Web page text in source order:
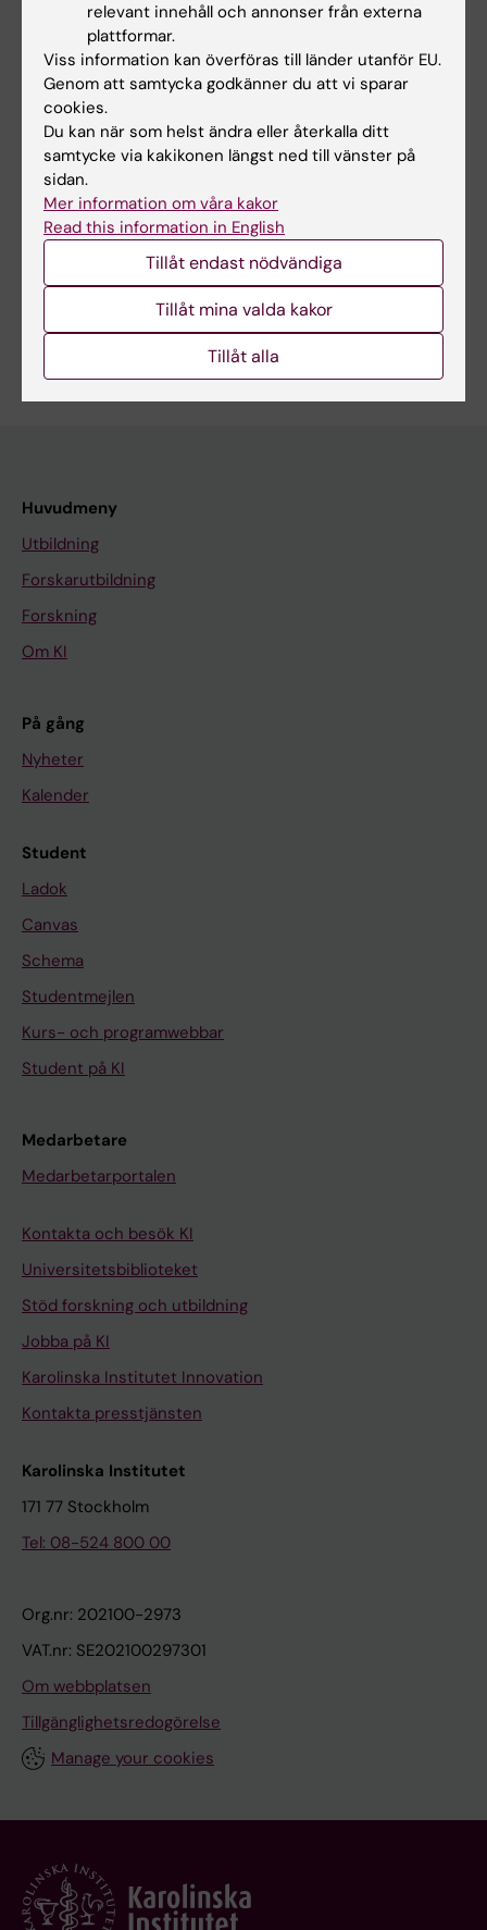
Länkar:
KI Post COVID Network
Forskningsområden:
Fysioterapi
Rehabiliteringsmedicin
Forskningsämnen:
Fysioterapeuter
Multitrauma
Postakut Covid-19 syndrom
Postural ortostatisk takykardisyndrom
Är du Annie Svensson?
Huvudmeny
Utbildning
Forskarutbildning
Forskning
Om KI
På gång
Nyheter
Kalender
Student
Ladok
Canvas
Schema
Studentmejlen
Kurs- och programwebbar
Student på KI
Medarbetare
Medarbetarportalen
Kontakta och besök KI
Universitetsbiblioteket
Stöd forskning och utbildning
Jobba på KI
Karolinska Institutet Innovation
Kontakta presstjänsten
Karolinska Institutet
171 77 Stockholm
Tel: 08-524 800 00
Org.nr: 202100-2973
VAT.nr: SE202100297301
Om webbplatsen
Tillgänglighetsredogörelse
Manage your cookies
relevant innehåll och annonser från externa
plattformar.
Viss information kan överföras till länder utanför EU.
Genom att samtycka godkänner du att vi sparar
cookies.
Du kan när som helst ändra eller återkalla ditt
samtycke via kakikonen längst ned till vänster på
sidan.
Mer information om våra kakor
Read this information in English
Tillåt endast nödvändiga
Tillåt mina valda kakor
Tillåt alla